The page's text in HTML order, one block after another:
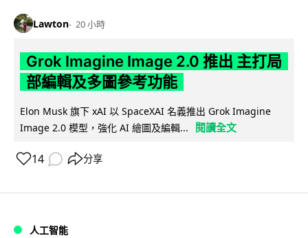
Lawton 20 小時
Grok Imagine Image 2.0 推出 主打局
部編輯及多圖參考功能
Elon Musk 旗下 xAI 以 SpaceXAI 名義推出 Grok Imagine
Image 2.0 模型，強化 AI 繪圖及編輯...
閱讀全文
14 分享
人工智能